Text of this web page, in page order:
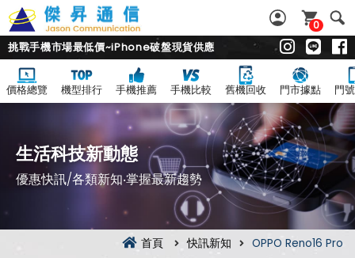
0
挑戰手機市場最低價~iPhone破盤現貨供應
價格總覽 機型排行 手機推薦 手機比較 舊機回收 門市據點 門
生活科技新動態
優惠快訊/各類新知‧掌握最新趨勢
首頁 快訊新知 OPPO Reno16 Pro